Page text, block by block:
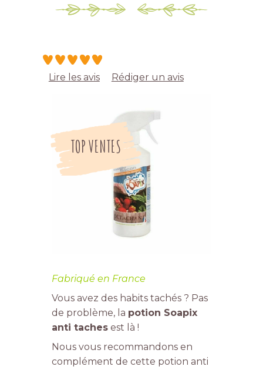
Lire les avis Rédiger un avis
TOP VENTES
Fabriqué en France
Vous avez des habits tachés ? Pas
de problème, la potion Soapix
anti tachesest là !
Nous vous recommandons en
complément de cette potion anti